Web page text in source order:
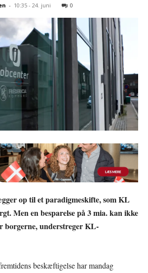
- 10:35 - 24. juni 0
op til et paradigmeskifte, som KL
Men en besparelse på 3 mia. kan ikke
borgerne, understreger KL-
beskæftigelse har mandag